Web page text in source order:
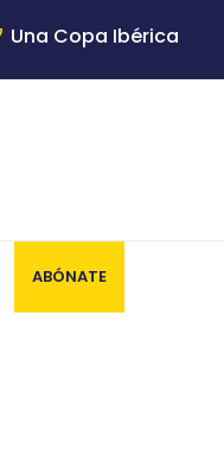
Una Copa Ibérica
ABÓNATE